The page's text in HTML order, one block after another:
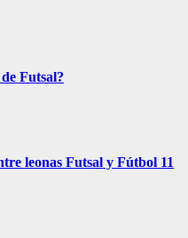
Futsal?
leonas Futsal y Fútbol 11